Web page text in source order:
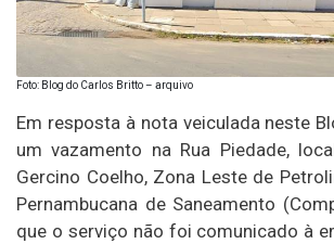
Foto: Blog do Carlos Britto – arquivo
Em resposta à nota veiculada neste
um vazamento na Rua Piedade,
Gercino Coelho, Zona Leste de
Pernambucana de Saneamento
que o serviço não foi comunicado à